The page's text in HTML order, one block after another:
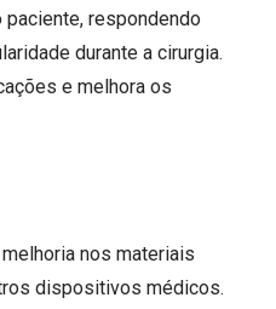
respondendo
durante a cirurgia.
e melhora os
nos materiais
dispositivos médicos.